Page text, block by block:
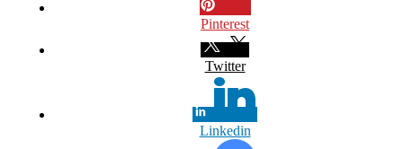
Pinterest
Twitter
Linkedin